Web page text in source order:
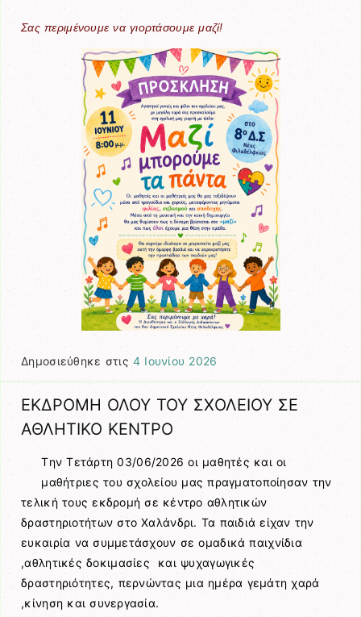
Σας περιμένουμε να γιορτάσουμε μαζί!
Δημοσιεύθηκε στις 4 Ιουνίου 2026
ΕΚΔΡΟΜΗ ΟΛΟΥ ΤΟΥ ΣΧΟΛΕΙΟΥ ΣΕ
ΑΘΛΗΤΙΚΟ ΚΕΝΤΡΟ
Tην Τετάρτη 03/06/2026 οι μαθητές και οι
μαθήτριες του σχολείου μας πραγματοποίησαν την
τελική τους εκδρομή σε κέντρο αθλητικών
δραστηριοτήτων στο Χαλάνδρι. Τα παιδιά είχαν την
ευκαιρία να συμμετάσχουν σε ομαδικά παιχνίδια
,αθλητικές δοκιμασίες και ψυχαγωγικές
δραστηριότητες, περνώντας μια ημέρα γεμάτη χαρά
,κίνηση και συνεργασία.